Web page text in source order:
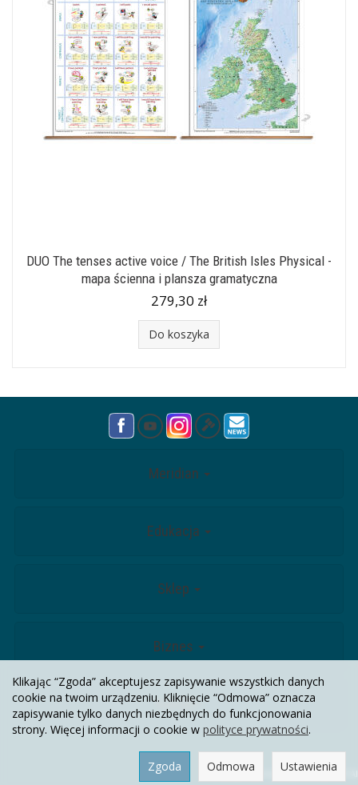
DUO The tenses active voice / The British Isles Physical -
mapa ścienna i plansza gramatyczna
279,30 zł
Do koszyka
Meridian
Edukacja
Sklep
Biznes
Kontakt
Sklep internetowy SOTESHOP AI
Klikając “Zgoda” akceptujesz zapisywanie wszystkich danych
cookie na twoim urządzeniu. Kliknięcie “Odmowa” oznacza
zapisywanie tylko danych niezbędnych do funkcjonowania
strony. Więcej informacji o cookie w polityce prywatności.
Ustawienia
Odmowa
Zgoda